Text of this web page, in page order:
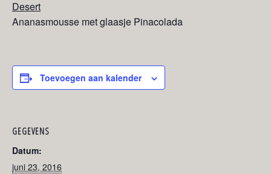
Desert
Ananasmousse met glaasje Pinacolada
Toevoegen aan kalender
GEGEVENS
Datum:
juni 23, 2016